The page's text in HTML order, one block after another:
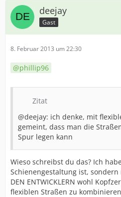
deejay
Gast
8. Februar 2013 um 22:30
phillip96
Zitat
@deejay: ich denke, mit
gemeint, dass man die
Spur legen kann
Wieso schreibst du das? Ich
Schienengestaltung ist,
DEN ENTWICKLERN wohl
flexiblen Straßen zu